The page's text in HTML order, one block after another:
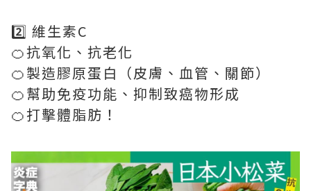
2️⃣ 維生素C
🍊抗氧化、抗老化
🍊製造膠原蛋白（皮膚、血管、關節）
🍊幫助免疫功能、抑制致癌物形成
🍊打擊體脂肪！